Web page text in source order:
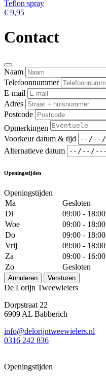
Teflon spray
€ 9,95
Contact
Naam
Telefoonnummer
E-mail
Adres
Postcode
Opmerkingen
Voorkeur datum & tijd
Alternatieve datum
Openingstijden
Openingstijden
Ma
Gesloten
Di
09:00 - 18:00
Woe
09:00 - 18:00
Do
09:00 - 18:00
Vrij
09:00 - 18:00
Za
09:00 - 16:00
Zo
Gesloten
Annuleren Versturen
De Lorijn Tweewielers
Dorpstraat 22
6909 AL Babberich
info@delorijntweewielers.nl
0316 242 836
Openingstijden